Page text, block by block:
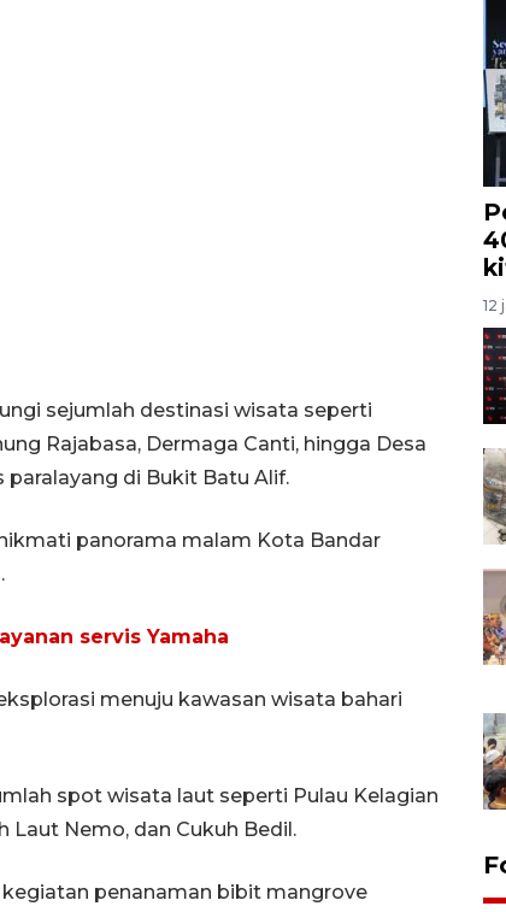
sejumlah destinasi wisata seperti
Rajabasa, Dermaga Canti, hingga Desa
di Bukit Batu Alif.
panorama malam Kota Bandar
servis Yamaha
menuju kawasan wisata bahari
spot wisata laut seperti Pulau Kelagian
Laut Nemo, dan Cukuh Bedil.
penanaman bibit mangrove
12